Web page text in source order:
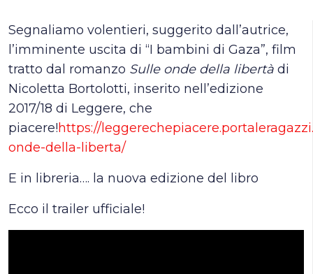
Segnaliamo volentieri, suggerito dall’autrice,
l’imminente uscita di “I bambini di Gaza”, film
tratto dal romanzo Sulle onde della libertà di
Nicoletta Bortolotti, inserito nell’edizione
2017/18 di Leggere, che
piacere!https://
onde-della-liberta/
E in libreria…. la nuova edizione del libro
Ecco il trailer ufficiale!